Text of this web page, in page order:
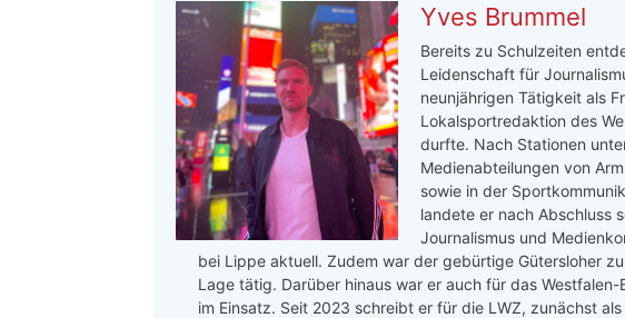
Yves Brummel
Bereits zu Schulzeiten
Leidenschaft für
neunjährigen Tätigkeit als
Lokalsportredaktion des
durfte. Nach Stationen
Medienabteilungen von
sowie in der
landete er nach Abschluss
Journalismus und
bei Lippe aktuell. Zudem war der gebürtige Gütersloher
Lage tätig. Darüber hinaus war er auch für das
im Einsatz. Seit 2023 schreibt er für die LWZ, zunächst